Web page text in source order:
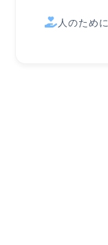
人のために